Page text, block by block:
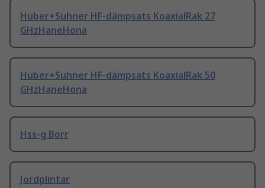
Huber+Suhner HF-dämpsats KoaxialRak 27
GHzHaneHona
Huber+Suhner HF-dämpsats KoaxialRak 50
GHzHaneHona
Hss-g Borr
Jordplintar